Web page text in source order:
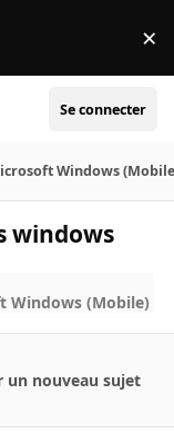
×
Se connecter
Windows
windows
Windows (Mobile)
un nouveau sujet